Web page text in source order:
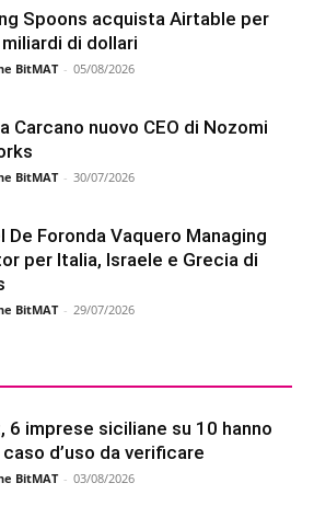
Spoons acquista Airtable per
di dollari
BitMAT - 05/08/2026
Carcano nuovo CEO di Nozomi
BitMAT - 30/07/2026
De Foronda Vaquero Managing
per Italia, Israele e Grecia di
BitMAT - 29/07/2026
6 imprese siciliane su 10 hanno
caso d’uso da verificare
BitMAT - 03/08/2026